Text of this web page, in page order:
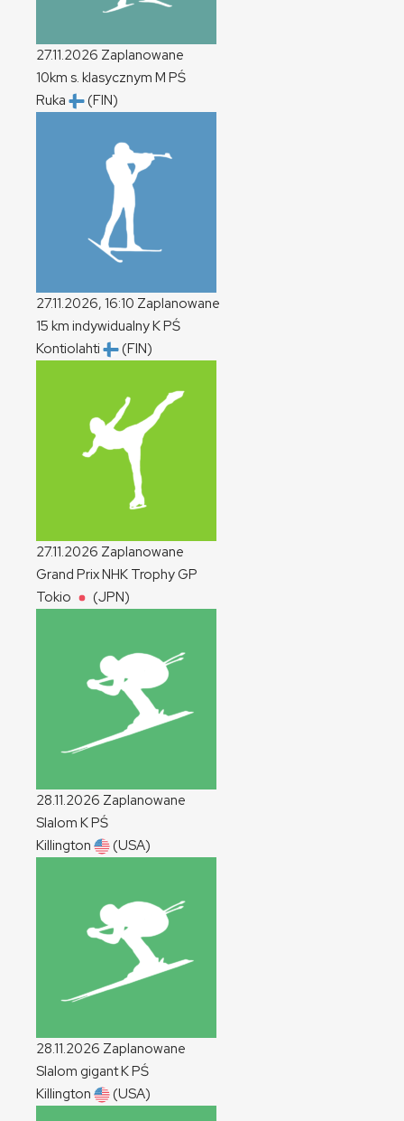
27.11.2026 Zaplanowane
10km s. klasycznym M PŚ
Ruka
(FIN)
27.11.2026, 16:10 Zaplanowane
15 km indywidualnyKPŚ
Kontiolahti
(FIN)
27.11.2026 Zaplanowane
Grand Prix NHK TrophyGP
Tokio
(JPN)
28.11.2026 Zaplanowane
Slalom KPŚ
Killington
(USA)
28.11.2026 Zaplanowane
Slalom gigantKPŚ
Killington
(USA)